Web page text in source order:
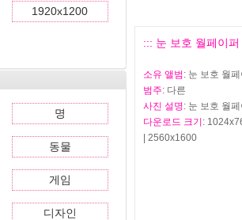
1920x1200
명
동물
게임
디자인
::: 눈 보호 월페이
소유 앨범 : 눈 보호 월
범주: 다른
사진 설명: 눈 보호 월
다운로드 크기 :
| 2560x1600